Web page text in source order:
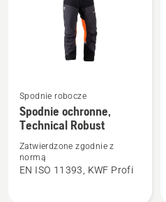
Zobacz
więcej
szczegółów
Spodnie
Spodnie robocze
Spodnie ochronne,
Technical Robust
Zatwierdzone zgodnie z
normą
EN ISO 11393, KWF Profi